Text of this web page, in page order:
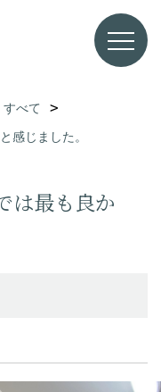
すべて
感じました。
は最も良か